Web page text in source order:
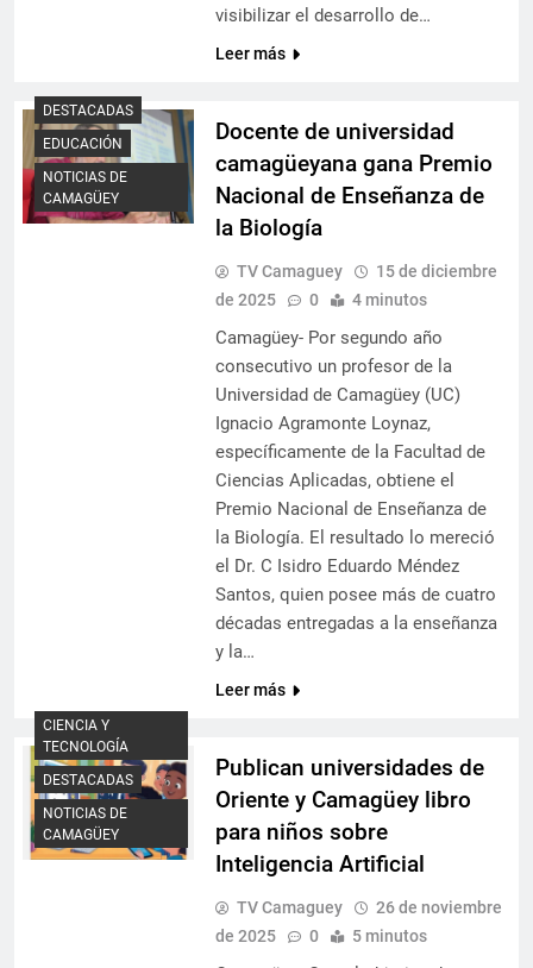
visibilizar el desarrollo de…
Leer más
DESTACADAS
EDUCACIÓN
NOTICIAS DE
CAMAGÜEY
Docente de universidad
camagüeyana gana Premio
Nacional de Enseñanza de
la Biología
TV Camaguey
15 de diciembre
de 2025
0 4 minutos
Camagüey- Por segundo año
consecutivo un profesor de la
Universidad de Camagüey (UC)
Ignacio Agramonte Loynaz,
específicamente de la Facultad de
Ciencias Aplicadas, obtiene el
Premio Nacional de Enseñanza de
la Biología. El resultado lo mereció
el Dr. C Isidro Eduardo Méndez
Santos, quien posee más de cuatro
décadas entregadas a la enseñanza
y la…
Leer más
CIENCIA Y
TECNOLOGÍA
DESTACADAS
NOTICIAS DE
CAMAGÜEY
Publican universidades de
Oriente y Camagüey libro
para niños sobre
Inteligencia Artificial
TV Camaguey
26 de noviembre
de 2025
0 5 minutos